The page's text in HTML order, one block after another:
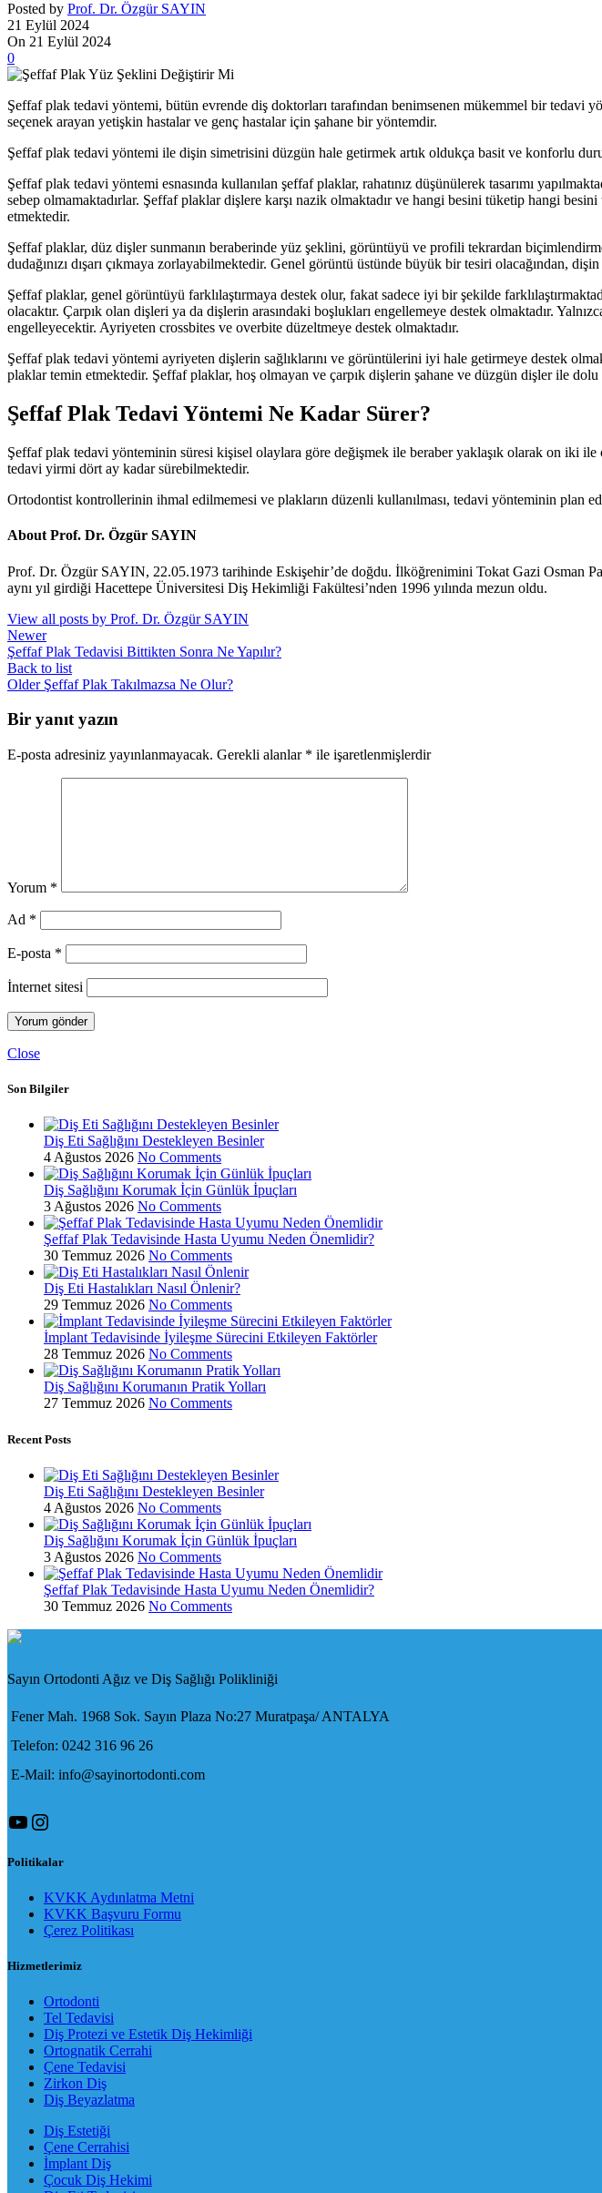
Posted by Prof. Dr. Özgür SAYIN
21 Eylül 2024
On 21 Eylül 2024
0
Şeffaf plak tedavi yöntemi, bütün evrende diş doktorları tarafından benimsenen mükemmel bir
seçenek arayan yetişkin hastalar ve genç hastalar için şahane bir yöntemdir.
Şeffaf plak tedavi yöntemi ile dişin simetrisini düzgün hale getirmek artık oldukça basit ve konforlu
Şeffaf plak tedavi yöntemi esnasında kullanılan şeffaf plaklar, rahatınız düşünülerek tasarımı
sebep olmamaktadırlar. Şeffaf plaklar dişlere karşı nazik olmaktadır ve hangi besini tüketip hangi
etmektedir.
Şeffaf plaklar, düz dişler sunmanın beraberinde yüz şeklini, görüntüyü ve profili tekrardan
dudağınızı dışarı çıkmaya zorlayabilmektedir. Genel görüntü üstünde büyük bir tesiri olacağından,
Şeffaf plaklar, genel görüntüyü farklılaştırmaya destek olur, fakat sadece iyi bir şekilde
olacaktır. Çarpık olan dişleri ya da dişlerin arasındaki boşlukları engellemeye destek olmaktadır.
engelleyecektir. Ayriyeten crossbites ve overbite düzeltmeye destek olmaktadır.
Şeffaf plak tedavi yöntemi ayriyeten dişlerin sağlıklarını ve görüntülerini iyi hale getirmeye destek
plaklar temin etmektedir. Şeffaf plaklar, hoş olmayan ve çarpık dişlerin şahane ve düzgün dişler ile dolu
Şeffaf Plak Tedavi Yöntemi Ne Kadar Sürer?
Şeffaf plak tedavi yönteminin süresi kişisel olaylara göre değişmek ile beraber yaklaşık olarak on iki
tedavi yirmi dört ay kadar sürebilmektedir.
Ortodontist kontrollerinin ihmal edilmemesi ve plakların düzenli kullanılması, tedavi yönteminin plan
About Prof. Dr. Özgür SAYIN
Prof. Dr. Özgür SAYIN, 22.05.1973 tarihinde Eskişehir’de doğdu. İlköğrenimini Tokat Gazi Osman
aynı yıl girdiği Hacettepe Üniversitesi Diş Hekimliği Fakültesi’nden 1996 yılında mezun oldu.
View all posts by Prof. Dr. Özgür SAYIN
Newer
Şeffaf Plak Tedavisi Bittikten Sonra Ne Yapılır?
Back to list
Older Şeffaf Plak Takılmazsa Ne Olur?
Bir yanıt yazın
E-posta adresiniz yayınlanmayacak. Gerekli alanlar * ile işaretlenmişlerdir
Yorum *
Ad *
E-posta *
İnternet sitesi
Close
Son Bilgiler
Diş Eti Sağlığını Destekleyen Besinler
4 Ağustos 2026 No Comments
Diş Sağlığını Korumak İçin Günlük İpuçları
3 Ağustos 2026 No Comments
Şeffaf Plak Tedavisinde Hasta Uyumu Neden Önemlidir?
30 Temmuz 2026 No Comments
Diş Eti Hastalıkları Nasıl Önlenir?
29 Temmuz 2026 No Comments
İmplant Tedavisinde İyileşme Sürecini Etkileyen Faktörler
28 Temmuz 2026 No Comments
Diş Sağlığını Korumanın Pratik Yolları
27 Temmuz 2026 No Comments
Recent Posts
Diş Eti Sağlığını Destekleyen Besinler
4 Ağustos 2026 No Comments
Diş Sağlığını Korumak İçin Günlük İpuçları
3 Ağustos 2026 No Comments
Şeffaf Plak Tedavisinde Hasta Uyumu Neden Önemlidir?
30 Temmuz 2026 No Comments
Sayın Ortodonti Ağız ve Diş Sağlığı Polikliniği
Fener Mah. 1968 Sok. Sayın Plaza No:27 Muratpaşa/ ANTALYA
Telefon: 0242 316 96 26
E-Mail: info@sayinortodonti.com
YouTube
Instagram
Politikalar
KVKK Aydınlatma Metni
KVKK Başvuru Formu
Çerez Politikası
Hizmetlerimiz
Ortodonti
Tel Tedavisi
Diş Protezi ve Estetik Diş Hekimliği
Ortognatik Cerrahi
Çene Tedavisi
Zirkon Diş
Diş Beyazlatma
Diş Estetiği
Çene Cerrahisi
İmplant Diş
Çocuk Diş Hekimi